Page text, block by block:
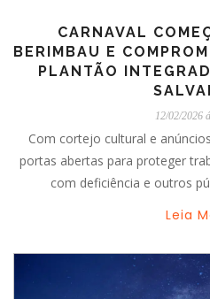
CARNAVAL
BERIMBAU E
PLANTÃO
12/02/2026
Com cortejo cultural e
portas abertas para proteger
com deficiência e outros
Leia